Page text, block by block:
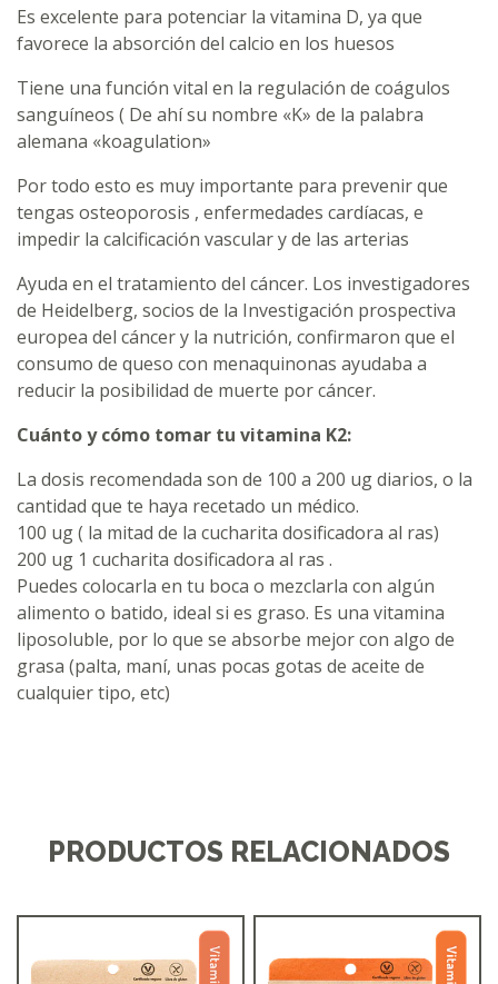
Es excelente para potenciar la vitamina D, ya que
favorece la absorción del calcio en los huesos
Tiene una función vital en la regulación de coágulos
sanguíneos ( De ahí su nombre «K» de la palabra
alemana «koagulation»
Por todo esto es muy importante para prevenir que
tengas osteoporosis , enfermedades cardíacas, e
impedir la calcificación vascular y de las arterias
Ayuda en el tratamiento del cáncer. Los investigadores
de Heidelberg, socios de la Investigación prospectiva
europea del cáncer y la nutrición, confirmaron que el
consumo de queso con menaquinonas ayudaba a
reducir la posibilidad de muerte por cáncer.
Cuánto y cómo tomar tu vitamina K2:
La dosis recomendada son de 100 a 200 ug diarios, o la
cantidad que te haya recetado un médico.
100 ug ( la mitad de la cucharita dosificadora al ras)
200 ug 1 cucharita dosificadora al ras .
Puedes colocarla en tu boca o mezclarla con algún
alimento o batido, ideal si es graso. Es una vitamina
liposoluble, por lo que se absorbe mejor con algo de
grasa (palta, maní, unas pocas gotas de aceite de
cualquier tipo, etc)
PRODUCTOS RELACIONADOS